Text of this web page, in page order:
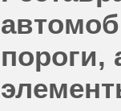
пороги,